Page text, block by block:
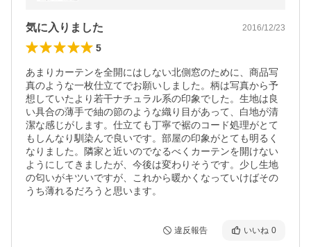
気に入りました 2016/12/23
5
あまりカーテンを全開にはしない北側窓のために、商品写
真のような一枚仕立てでお願いしました。柄は写真から予
想していたより若干ナチュラル系の印象でした。生地は良
い具合の薄手で紬の節のような織り目があって、白地が清
潔な感じがします。仕立ても丁寧で裾のコード処理がとて
もしんなり馴染んで良いです。部屋の印象がとても明るく
なりました。隣家と近いのでなるべくカーテンを開けない
ようにしてきましたが、今後は変わりそうです。少し生地
の匂いがキツいですが、これから暖かくなっていけばその
うち薄れるだろうと思います。
違反報告 いいね 0